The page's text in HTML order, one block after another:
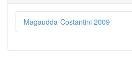
Magaudda-Costantini 2009